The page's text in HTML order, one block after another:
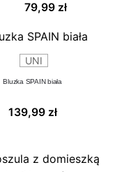
79,99 zł
UNI
Bluzka SPAIN biała
139,99 zł